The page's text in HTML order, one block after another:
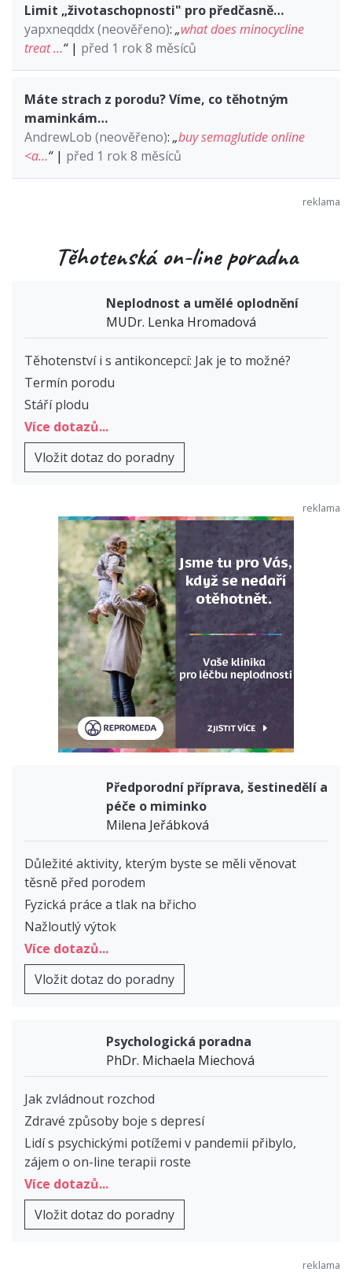
Limit „životaschopnosti" pro předčasně…
yapxneqddx (neověřeno): „what does minocycline
treat …“| před 1 rok 8 měsíců
Máte strach z porodu? Víme, co těhotným
maminkám…
AndrewLob (neověřeno): „buy semaglutide online
<a…“| před 1 rok 8 měsíců
Těhotenská on-line poradna
Neplodnost a umělé oplodnění
MUDr. Lenka Hromadová
Těhotenství i s antikoncepcí: Jak je to možné?
Termín porodu
Stáří plodu
Více dotazů...
Vložit dotaz do poradny
Předporodní příprava, šestinedělí a
péče o miminko
Milena Jeřábková
Důležité aktivity, kterým byste se měli věnovat
těsně před porodem
Fyzická práce a tlak na břicho
Nažloutlý výtok
Více dotazů...
Vložit dotaz do poradny
Psychologická poradna
PhDr. Michaela Miechová
Jak zvládnout rozchod
Zdravé způsoby boje s depresí
Lidí s psychickými potížemi v pandemii přibylo,
zájem o on-line terapii roste
Více dotazů...
Vložit dotaz do poradny